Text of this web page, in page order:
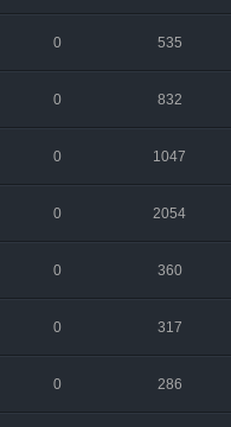
0 535
0 832
0 1047
0 2054
0 360
0 317
0 286